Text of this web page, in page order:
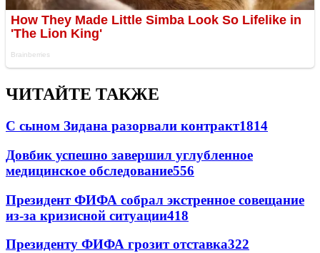
ЧИТАЙТЕ ТАКЖЕ
С сыном Зидана разорвали контракт1814
Довбик успешно завершил углубленное
медицинское обследование556
Президент ФИФА собрал экстренное совещание
из-за кризисной ситуации418
Президенту ФИФА грозит отставка322